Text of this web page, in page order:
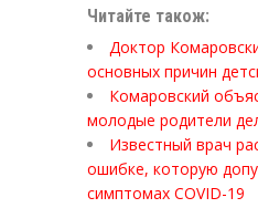
Читайте також:
Доктор
основных причин
Комаровский
молодые родители
Известный врач
ошибке, которую
симптомах COVID-19